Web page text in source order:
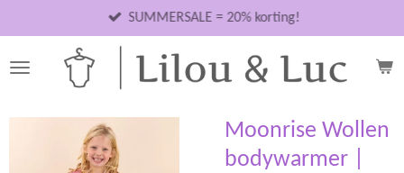
direct
naar
SUMMERSALE = 20% korting!
Moonrise Wollen
bodywarmer |